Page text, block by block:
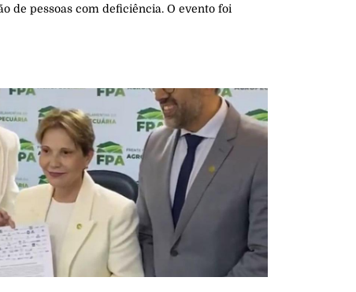
de pessoas com deficiência. O evento foi